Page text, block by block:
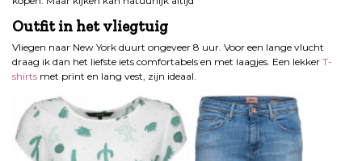
Outfit in het vliegtuig
Vliegen naar New York duurt ongeveer 8 uur. Voor een lange vlucht
draag ik dan het liefste iets comfortabels en met laagjes. Een lekker T-
shirts met print en lang vest, zijn ideaal.